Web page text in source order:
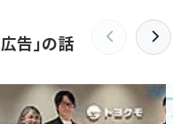
告」の話